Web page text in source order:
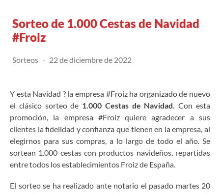
Sorteo de 1.000 Cestas de Navidad
#Froiz
Sorteos 22 de diciembre de 2022
Y esta Navidad ? la empresa #Froiz ha organizado de nuevo
el clásico sorteo de 1.000 Cestas de Navidad.Con esta
promoción, la empresa #Froiz quiere agradecer a sus
clientes la fidelidad y confianza que tienen en la empresa, al
elegirnos para sus compras, a lo largo de todo el año. Se
sortean 1.000 cestas con productos navideños, repartidas
entre todos los establecimientos Froiz de España.
El sorteo se ha realizado ante notario el pasado martes 20